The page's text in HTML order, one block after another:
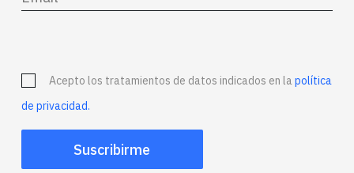
Acepto los tratamientos de datos indicados en lapolítica
de privacidad.